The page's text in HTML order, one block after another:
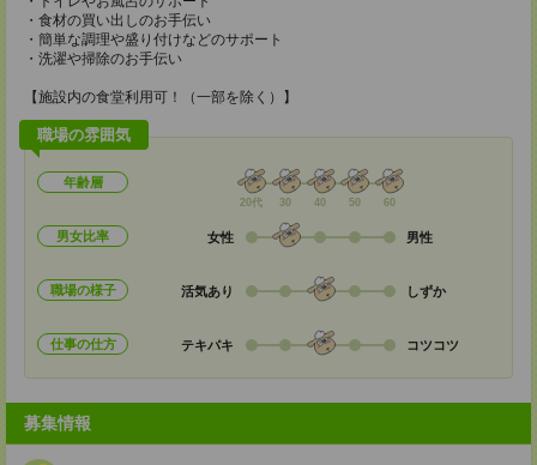
・食材の買い出しのお手伝い
・簡単な調理や盛り付けなどのサポート
・洗濯や掃除のお手伝い
【施設内の食堂利用可！（一部を除く）】
職場の雰囲気
年齢層
20代 30 40 50 60
男女比率 女性 男性
職場の様子 活気あり しずか
仕事の仕方 テキパキ コツコツ
募集情報